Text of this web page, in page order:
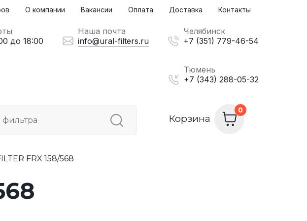
Корзина
О компании Вакансии Оплата Доставка Контакты
до 18:00
Наша почта
info@ural-filters.ru
Челябинск
+7 (351) 779-46-54
Тюмень
+7 (343) 288-05-32
FRX 158/568